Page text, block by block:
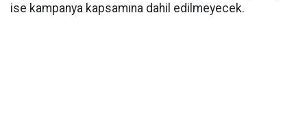
ise kampanya kapsamına dahil edilmeyecek.